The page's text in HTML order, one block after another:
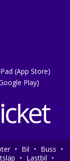
(App Store)
Play)
• Bil • Buss •
• Lastbil •